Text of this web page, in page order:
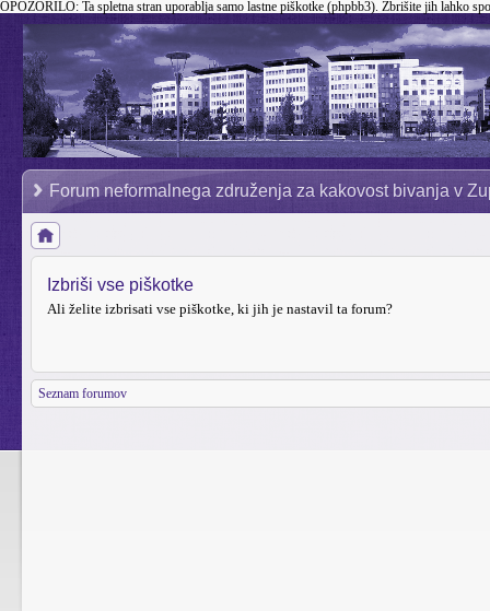
OPOZORILO: Ta spletna stran uporablja samo lastne piškotke (phpbb3). Zbrišite jih lahko
Forum neformalnega združenja za kakovost bivanja v
Izbriši vse piškotke
Ali želite izbrisati vse piškotke, ki jih je nastavil ta forum?
Seznam forumov